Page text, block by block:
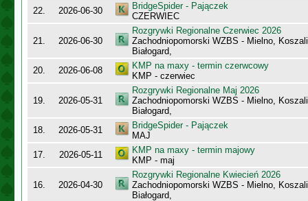
22.
2026-06-30
BridgeSpider - Pajączek
CZERWIEC
21. 2026-06-30
Rozgrywki Regionalne Czerwiec 2026
Zachodniopomorski WZBS - Mielno,
Białogard,
20.
2026-06-08
KMP na maxy - termin czerwcowy
KMP - czerwiec
19. 2026-05-31
Rozgrywki Regionalne Maj 2026
Zachodniopomorski WZBS - Mielno,
Białogard,
18.
2026-05-31
BridgeSpider - Pajączek
MAJ
17.
2026-05-11
KMP na maxy - termin majowy
KMP - maj
16. 2026-04-30
Rozgrywki Regionalne Kwiecień 2026
Zachodniopomorski WZBS - Mielno,
Białogard,